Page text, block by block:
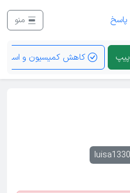
پیپ کاهش کمیسیون و اسپرد
luisa1330